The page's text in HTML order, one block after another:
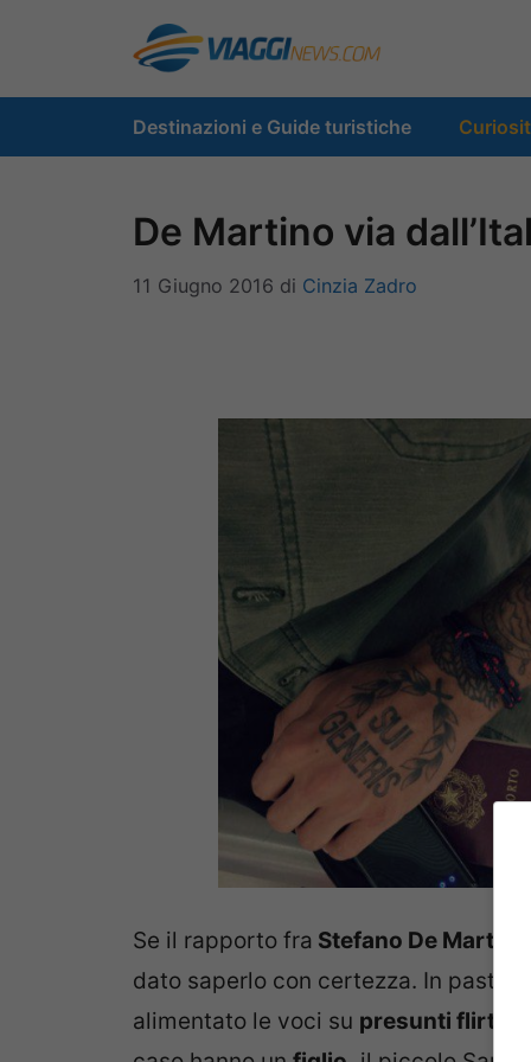
contenuto
Destinazioni e Guide turistiche
De Martino via
11 Giugno 2016 di Cinzia Zadro
Se il rapporto fra Stefano De
dato saperlo con certezza. In pasto
alimentato le voci su presunti flirt di